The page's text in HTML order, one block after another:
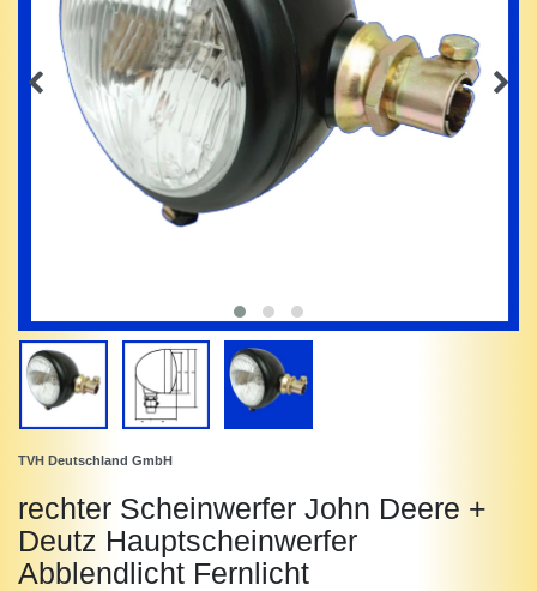
TVH Deutschland GmbH
rechter Scheinwerfer John Deere +
Deutz Hauptscheinwerfer
Abblendlicht Fernlicht